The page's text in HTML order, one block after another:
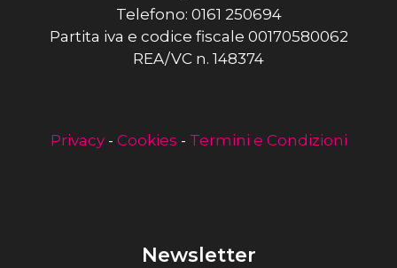
Telefono: 0161 250694
Partita iva e codice fiscale 00170580062
REA/VC n. 148374
Privacy- Cookies - Termini e Condizioni
Newsletter